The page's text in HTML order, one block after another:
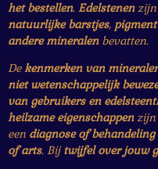
het bestellen. Edelstenenzijn
natuurlijke barstjes,
andere mineralenbevatten.
Dekenmerken van
niet wetenschappelijk
van gebruikers en
heilzame eigenschappenzijn
een diagnose of behandeling
of arts. Bijtwijfel over jouw